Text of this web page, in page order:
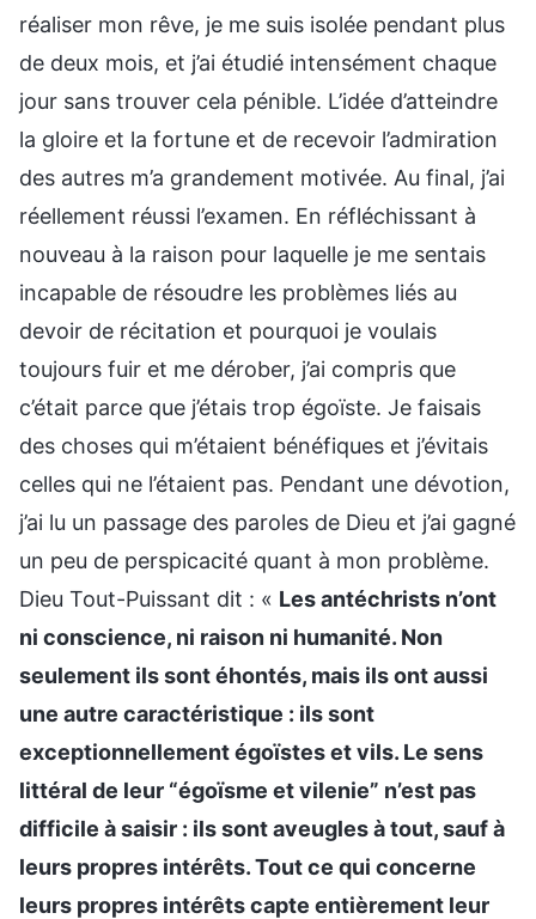
réaliser mon rêve, je me suis isolée pendant plus
de deux mois, et j’ai étudié intensément chaque
jour sans trouver cela pénible. L’idée d’atteindre
la gloire et la fortune et de recevoir l’admiration
des autres m’a grandement motivée. Au final, j’ai
réellement réussi l’examen. En réfléchissant à
nouveau à la raison pour laquelle je me sentais
incapable de résoudre les problèmes liés au
devoir de récitation et pourquoi je voulais
toujours fuir et me dérober, j’ai compris que
c’était parce que j’étais trop égoïste. Je faisais
des choses qui m’étaient bénéfiques et j’évitais
celles qui ne l’étaient pas. Pendant une dévotion,
j’ai lu un passage des paroles de Dieu et j’ai gagné
un peu de perspicacité quant à mon problème.
Dieu Tout-Puissant dit : « Les antéchrists n’ont
ni conscience, ni raison ni humanité. Non
seulement ils sont éhontés, mais ils ont aussi
une autre caractéristique : ils sont
exceptionnellement égoïstes et vils. Le sens
littéral de leur “égoïsme et vilenie” n’est pas
difficile à saisir : ils sont aveugles à tout, sauf à
leurs propres intérêts. Tout ce qui concerne
leurs propres intérêts capte entièrement leur